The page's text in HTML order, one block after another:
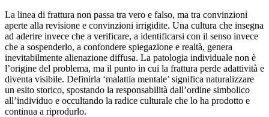
La linea di frattura non passa tra vero e falso, ma tra convinzioni
aperte alla revisione e convinzioni irrigidite. Una cultura che insegna
ad aderire invece che a verificare, a identificarsi con il senso invece
che a sospenderlo, a confondere spiegazione e realtà, genera
inevitabilmente alienazione diffusa. La patologia individuale non è
l’origine del problema, ma il punto in cui la frattura perde adattività e
diventa visibile. Definirla ‘malattia mentale’ significa naturalizzare
un esito storico, spostando la responsabilità dall’ordine simbolico
all’individuo e occultando la radice culturale che lo ha prodotto e
continua a riprodurlo.